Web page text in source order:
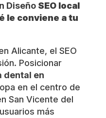
Diseño SEO local
le conviene a tu
Alicante, el SEO
Posicionar
dental en
en el centro de
San Vicente del
más